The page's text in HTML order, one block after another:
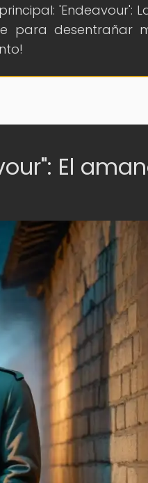
'Endeavour':
para desentrañar
El